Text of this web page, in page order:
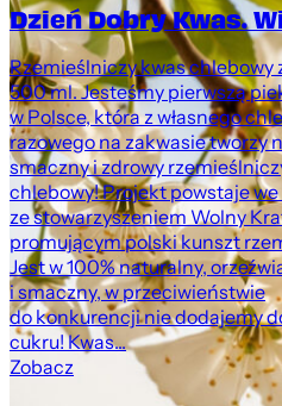
Dzień Dobry Kwas.
Rzemieślniczy kwas chlebowy
500 ml. Jesteśmy pierwszą
w Polsce, która z własnego
razowego na zakwasie tworzy
smaczny i zdrowy
chlebowy! Projekt powstaje we
ze stowarzyszeniem Wolny
promującym polski kunszt
Jest w 100% naturalny,
i smaczny, w przeciwieństwie
do konkurencji nie dodajemy
cukru! Kwas...
Zobacz